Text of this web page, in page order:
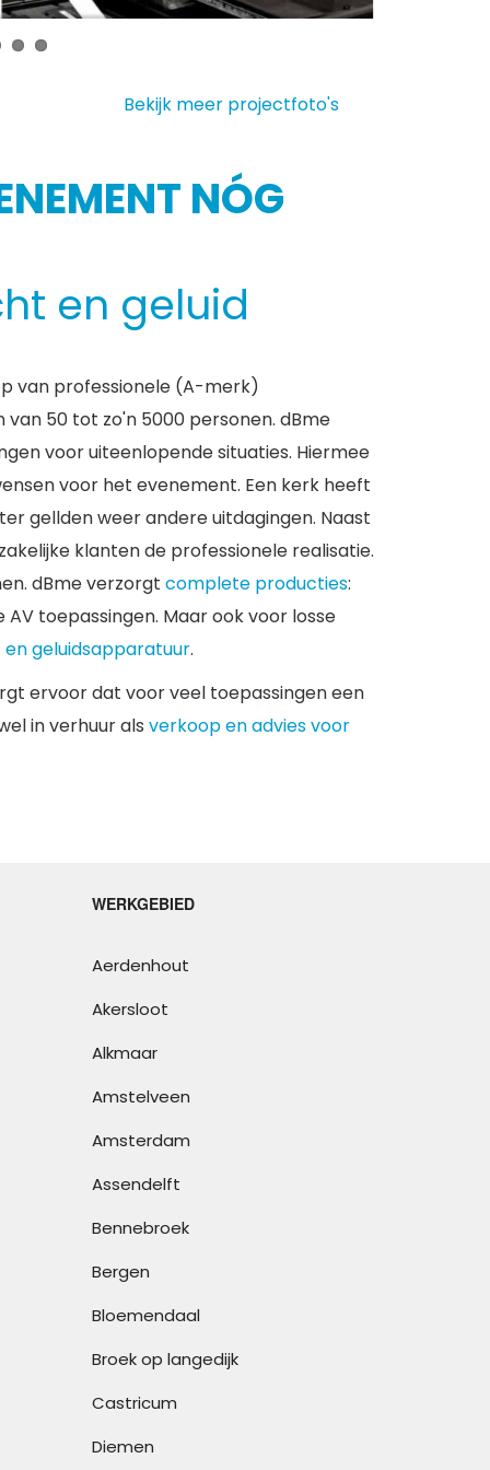
Bekijk meer projectfoto's
NÓG
en geluid
van professionele (A-merk)
50 tot zo'n 5000 personen. dBme
voor uiteenlopende situaties. Hiermee
voor het evenement. Een kerk heeft
gellden weer andere uitdagingen. Naast
klanten de professionele realisatie.
dBme verzorgt complete producties:
toepassingen. Maar ook voor losse
geluidsapparatuur.
ervoor dat voor veel toepassingen een
in verhuur als verkoop en advies voor
WERKGEBIED
Aerdenhout
Akersloot
Alkmaar
Amstelveen
Amsterdam
Assendelft
Bennebroek
Bergen
Bloemendaal
Broek op langedijk
Castricum
Diemen